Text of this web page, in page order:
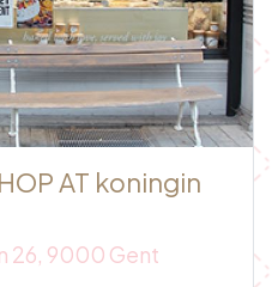
AT koningin
26, 9000 Gent​